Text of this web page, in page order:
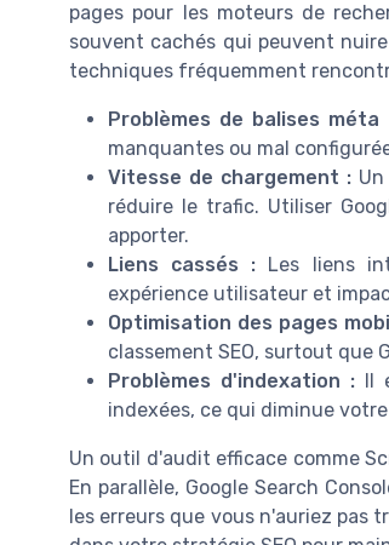
pages pour les moteurs de
souvent cachés qui peuvent
techniques fréquemment
Problèmes de balises méta
manquantes ou mal
Vitesse de chargement :Un
réduire le trafic. Utiliser
apporter.
Liens cassés : Les liens
expérience utilisateur et
Optimisation des pages
classement SEO, surtout que
Problèmes d'indexation : Il
indexées, ce qui diminue
Un outil d'audit efficace comme
En parallèle, Google Search
les erreurs que vous n'auriez